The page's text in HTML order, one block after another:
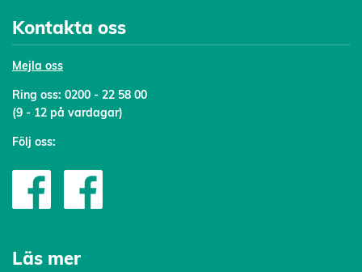
Kontakta oss
Mejla oss
Ring oss: 0200 - 22 58 00
(9 - 12 på vardagar)
Följ oss:
Läs mer